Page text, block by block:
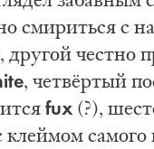
сми­рить­ся с
дру­гой чест­но
, четвёр­тый
fux(?),
клей­мом